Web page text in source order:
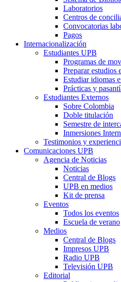
Laboratorios
Centros de
Convocatorias
Pagos
Internacionalización
Estudiantes UPB
Programas de
Preparar estudios
Estudiar idiomas
Prácticas y
Estudiantes Externos
Sobre Colombia
Doble titulación
Semestre de
Inmersiones
Testimonios y
Comunicaciones UPB
Agencia de Noticias
Noticias
Central de Blogs
UPB en medios
Kit de prensa
Eventos
Todos los eventos
Escuela de verano
Medios
Central de Blogs
Impresos UPB
Radio UPB
Televisión UPB
Editorial